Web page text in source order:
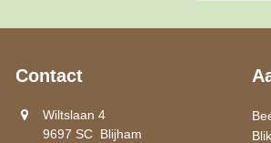
Contact
Wiltslaan 4
9697 SC Blijham